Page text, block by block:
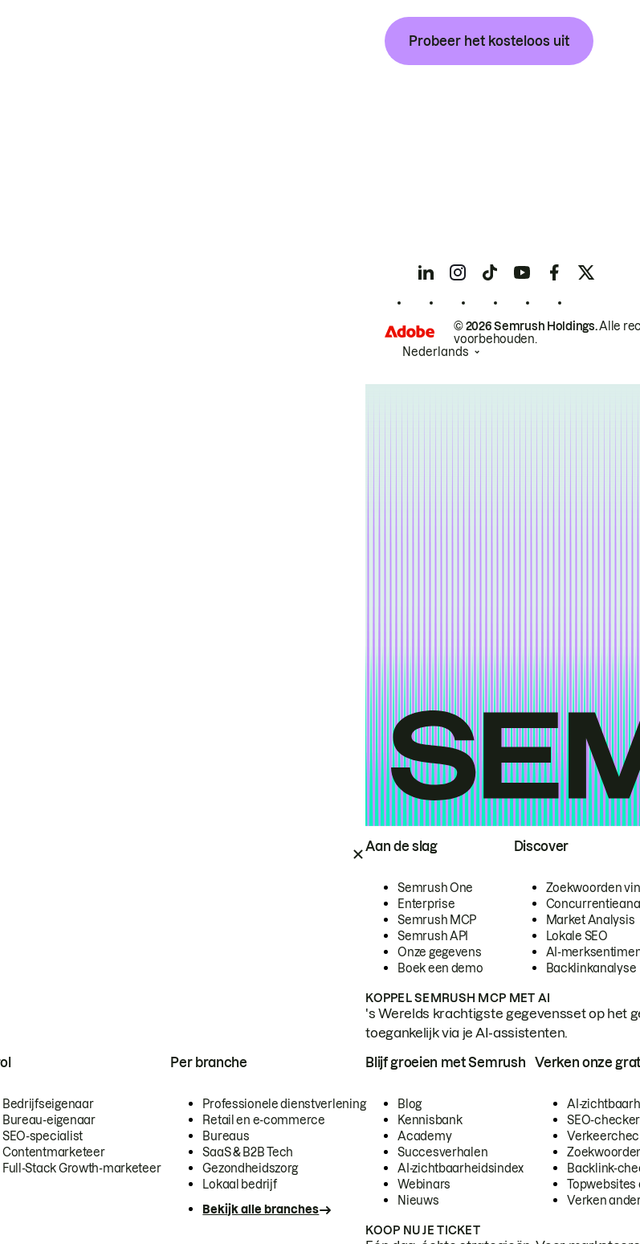
Aan de slag
Semrush One
Enterprise
Semrush MCP
Semrush API
Onze gegevens
Boek een demo
Discover
Zoekwoorden
Market Analysis
Lokale SEO
AI-
Backlinkanalyse
KOPPEL SEMRUSH MCP MET AI
's Werelds krachtigste gegevensset op het
toegankelijk via je AI-assistenten.
Bedrijfseigenaar
Bureau-eigenaar
SEO-specialist
Contentmarketeer
Full-Stack Growth-marketeer
Per branche
Professionele dienstverlening
Retail en e-commerce
Bureaus
SaaS & B2B Tech
Gezondheidszorg
Lokaal bedrijf
Bekijk alle branches
Blijf groeien met Semrush
Blog
Kennisbank
Academy
Succesverhalen
AI-zichtbaarheidsindex
Webinars
Nieuws
Verken onze
AI-
SEO-checker
Backlink-
Topwebsites
Verken
KOOP NU JE TICKET
Probeer het kosteloos uit
© 2026 Semrush Holdings.Alle
voorbehouden.
Nederlands